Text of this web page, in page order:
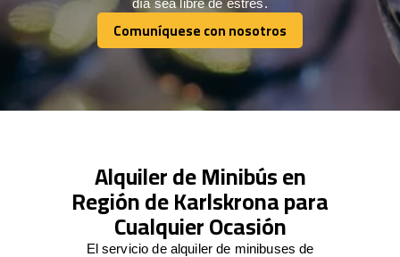
Comuníquese con nosotros
Comuníquese con nosotros
Alquiler de Minibús en
Región de Karlskrona para
Cualquier Ocasión
El servicio de alquiler de minibuses de